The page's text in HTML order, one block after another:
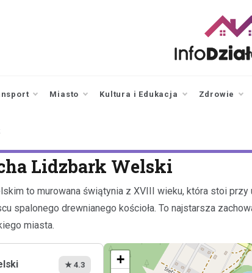
Miasto Kultura i Edukacja Zdrowie
Lidzbark Welski
to murowana świątynia z XVIII wieku, która stoi
spalonego drewnianego kościoła. To najstarsza
miasta.
★ 4.3
+